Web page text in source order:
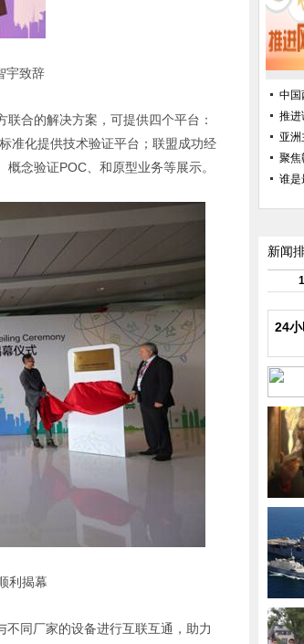
宇致辞
合的解决方案，可提供四个平台：
准化提供技术验证平台；联盟成功经
念验证POC、和原型业务等展示。
利揭幕
同厂家的设备进行互联互通，助力
中国
推进
亚
聚焦
谁是
新闻
24